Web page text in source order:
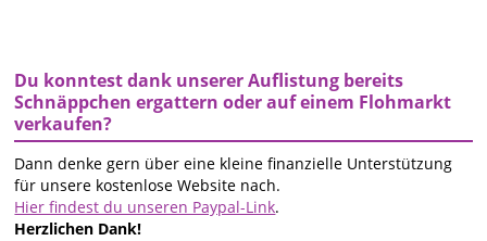
Du konntest dank unserer Auflistung bereits
Schnäppchen ergattern oder auf einem Flohmarkt
verkaufen?
Dann denke gern über eine kleine finanzielle Unterstützung
für unsere kostenlose Website nach.
Hier findest du unseren Paypal-Link.
Herzlichen Dank!